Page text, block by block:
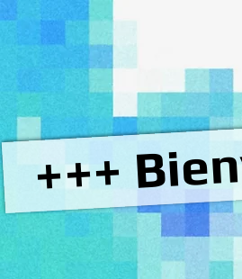
+++